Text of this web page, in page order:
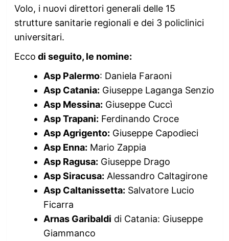
Volo, i nuovi direttori generali delle 15
strutture sanitarie regionali e dei 3 policlinici
universitari.
Ecco di seguito, le nomine:
Asp Palermo: Daniela Faraoni
Asp Catania: Giuseppe Laganga Senzio
Asp Messina: Giuseppe Cuccì
Asp Trapani: Ferdinando Croce
Asp Agrigento: Giuseppe Capodieci
Asp Enna: Mario Zappia
Asp Ragusa: Giuseppe Drago
Asp Siracusa: Alessandro Caltagirone
Asp Caltanissetta: Salvatore Lucio
Ficarra
Arnas Garibaldi di Catania: Giuseppe
Giammanco